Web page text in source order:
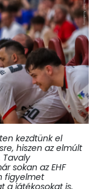
kezdtünk el
hiszen az elmúlt
Tavaly
sokan az EHF
figyelmet
a játékosokat is,